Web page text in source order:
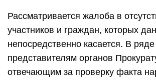
Рассматривается жалоба в
участников и граждан, которых
непосредственно касается. В
представителям органов
отвечающим за проверку факта